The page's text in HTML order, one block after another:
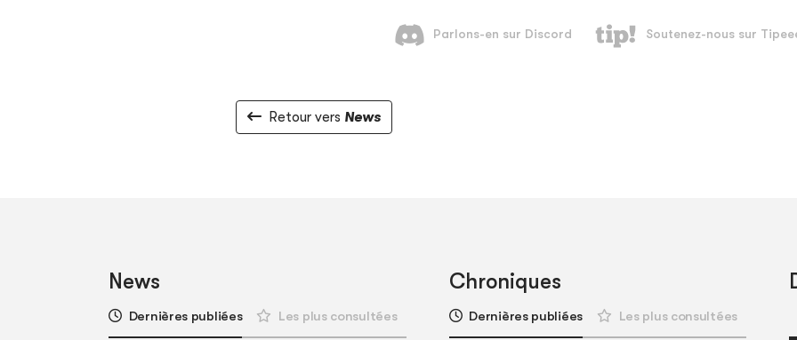
Retour vers News
News
Dernières publiées Les plus consultées
Chroniques
Dernières publiées Les plus consultées